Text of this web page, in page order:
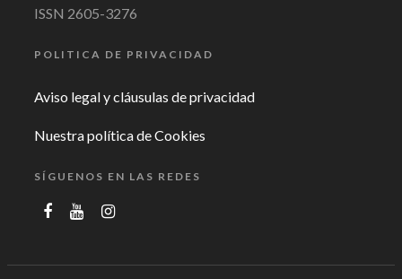
ISSN 2605-3276
POLITICA DE PRIVACIDAD
Aviso legal y cláusulas de privacidad
Nuestra política de Cookies
SÍGUENOS EN LAS REDES